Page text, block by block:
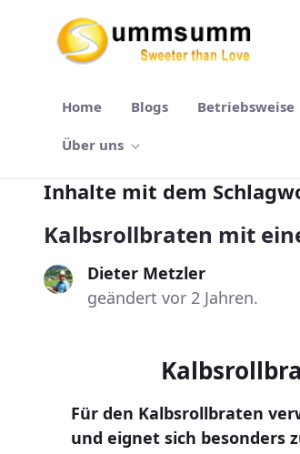
Zum Hauptinhalt springen
Home Blogs Betriebsweise
Über uns
Inhalte mit dem
Kalbsrollbraten mit
Dieter Metzler
geändert vor 2 Jahren.
Für den Kalbsrollbraten
und eignet sich besonders